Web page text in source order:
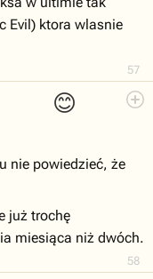
57
Evil) ktora wlasnie
😊
58
nie powiedzieć, że
już trochę
miesiąca niż dwóch.